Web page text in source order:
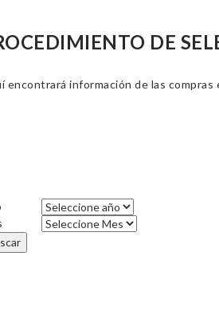
DE
encontrará información de las